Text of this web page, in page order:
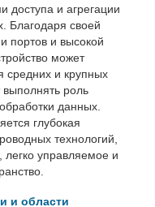
доступа и агрегации
Благодаря своей
портов и высокой
может
средних и крупных
роль
данных.
глубокая
технологий,
легко управляемое и
и области